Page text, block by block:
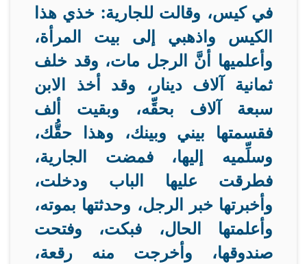
في كيس، وقالت للجارية: خذي هذا
الكيس واذهبي إلى بيت المرأة،
وأعلميها أنَّ الرجل مات، وقد خلف
ثمانية آلاف دينار، وقد أخذ الابن
سبعة آلاف بحقِّه، وبقيت ألف
فقسمتها بيني وبينك، وهذا حقُّك،
وسلِّميه إليها، فمضت الجارية،
فطرقت عليها الباب ودخلت،
وأخبرتها خبر الرجل، وحدثتها بموته،
وأعلمتها الحال، فبكت، وفتحت
صندوقها، وأخرجت منه رقعة،